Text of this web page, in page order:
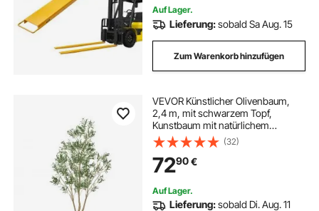
Auf Lager.
Lieferung:sobald Sa Aug. 15
Zum Warenkorb hinzufügen
VEVOR Künstlicher Olivenbaum,
2,4 m, mit schwarzem Topf,
Kunstbaum mit natürlichem
Holzstamm & realistischen grünen
Blättern & Früchten, Kunstpflanze
für Innenbereich, Zuhause, Büro,
Wohnzimmer
(32)
7290€
Auf Lager.
Lieferung:sobald Di. Aug. 11